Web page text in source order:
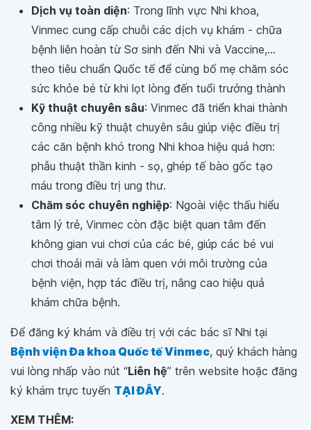
Dịch vụ toàn diện: Trong lĩnh vực Nhi khoa,
Vinmec cung cấp chuỗi các dịch vụ khám - chữa
bệnh liên hoàn từ Sơ sinh đến Nhi và Vaccine,...
theo tiêu chuẩn Quốc tế để cùng bố mẹ chăm sóc
sức khỏe bé từ khi lọt lòng đến tuổi trưởng thành
Kỹ thuật chuyên sâu: Vinmec đã triển khai thành
công nhiều kỹ thuật chuyên sâu giúp việc điều trị
các căn bệnh khó trong Nhi khoa hiệu quả hơn:
phẫu thuật thần kinh - sọ, ghép tế bào gốc tạo
máu trong điều trị ung thư.
Chăm sóc chuyên nghiệp: Ngoài việc thấu hiểu
tâm lý trẻ, Vinmec còn đặc biệt quan tâm đến
không gian vui chơi của các bé, giúp các bé vui
chơi thoải mái và làm quen với môi trường của
bệnh viện, hợp tác điều trị, nâng cao hiệu quả
khám chữa bệnh.
Để đăng ký khám và điều trị với các bác sĩ Nhi tại
Bệnh viện Đa khoa Quốc tế Vinmec, quý khách hàng
vui lòng nhấp vào nút “Liên hệ” trên website hoặc đăng
ký khám trực tuyến TẠI ĐÂY.
XEM THÊM: